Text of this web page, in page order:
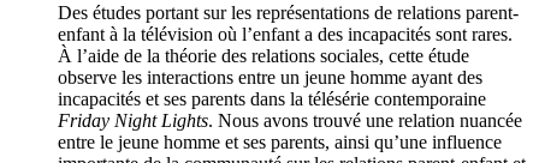
Des études portant sur les représentations de relations parent-
enfant à la télévision où l’enfant a des incapacités sont rares.
À l’aide de la théorie des relations sociales, cette étude
observe les interactions entre un jeune homme ayant des
incapacités et ses parents dans la télésérie contemporaine
Friday Night Lights. Nous avons trouvé une relation nuancée
entre le jeune homme et ses parents, ainsi qu’une influence